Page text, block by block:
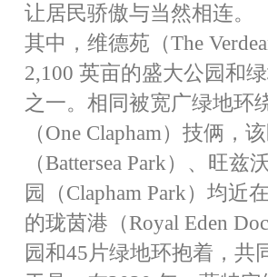
让居民骄傲与当然相连。
其中，维德苑（The
2,100 英亩的盛大公园和
之一。相同被宽广绿地环
（One Clapham）技俩
（Battersea Park）、旺
园（Clapham Park）均
的珑茵港（Royal Eden
园和45片绿地环抱着，共